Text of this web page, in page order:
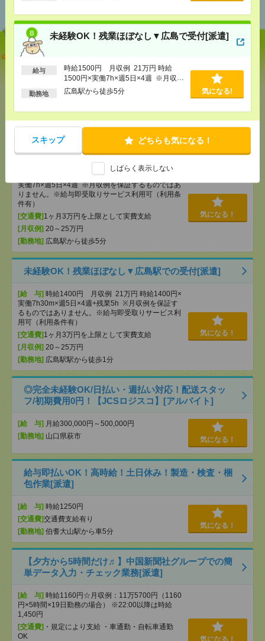
未経験OK！残業ほぼなし▼広島で受付[派遣]
給与
時給1500円 月収例 21万円 時給
1500円×実働7h×週5日×4週 ※月収例
を保証するものではありません。※給
勤務地 広島駅から徒歩5分 気になる!
スキップ どちらも気になる！
しばらく表示しない
【単発】呉市広／8／8・9・22・23日＊自動車ディー
ラーでの受付・1日でもＯＫ[派遣]
[給 与] 時給1300円 ・日額：9,100円（時給1,300
円×7時間）
[交通費]・自転車通勤可 ・車通勤可(駐車場無料)
[勤務地]広駅から徒歩9分
気になる！
未経験OK！残業ほぼなし▼広島で受付[派遣]
時給1500円 月収例 21万円 時給1500円×
実働7h×週5日×4週 ※月収例を保証するものではあ
りません。※給与即受取りサービス利用可（利用条
件有）
[交通費]1ヶ月3万円を上限として実費支給
[月収例] 20～25万円
[勤務地] 広島駅から徒歩5分
気になる！
未経験OK！残業ほぼなし▼広島駅での受付[派遣]
[給 与] 時給1400円 月収例 21万円 時給1400円×
実働7h30m×週5日×4週+残業5h ※月収例を保証す
るものではありません。※給与即受取りサービス利
用可（利用条件有）
[交通費]1ヶ月3万円を上限として実費支給
[月収例] 20～25万円
[勤務地] 広島駅駅から徒歩1分
気になる！
◎完全未経験OK/日払い・週払い対応！配送スタッ
フ/初期費用0円！【JCSロジスコ】[アルバイト]
[給 与] 月給300,000円～500,000円
[勤務地] 山口県萩市 気になる！
給与即払いOK！高時給！土日休み！製造・検査・梱
包作業[派遣]
[給 与] 時給1250円
[交通費]交通費支給有り
[勤務地] 伯耆大山駅から車5分
気になる！
【夕方から5時間だけ♬】中国新聞社グループでの簡
単データ入力・チェック業務[派遣]
[給 与] 時給1160円☆月収例：11万5700円（1160
円×5時間×19日勤務の場合） ※22:00以降は時給
1,450円
[交通費] ・規定により支給 ・車通勤・自転車通勤
OK
気になる！